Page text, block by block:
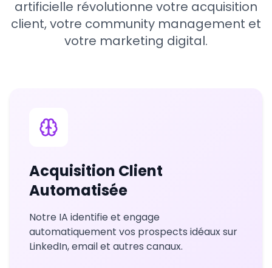
artificielle révolutionne votre acquisition
client, votre community management et
votre marketing digital.
Acquisition Client
Automatisée
Notre IA identifie et engage
automatiquement vos prospects idéaux sur
LinkedIn, email et autres canaux.